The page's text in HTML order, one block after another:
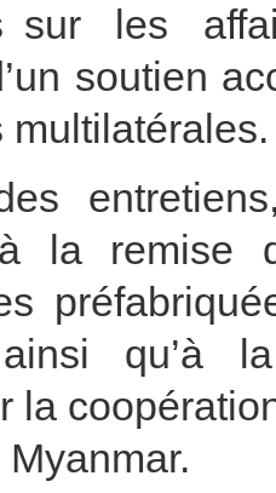
sur les
soutien
multilatérales.
la remise
qu’à
la